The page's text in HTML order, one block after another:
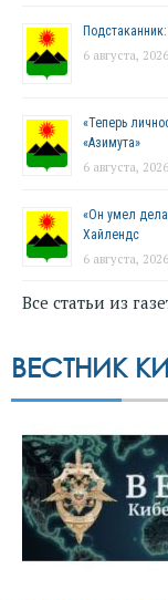
6 августа, 2026
«Теперь
«Азимута»
6 августа, 2026
«Он умел
Хайлендс
6 августа, 2026
Все статьи из
ВЕСТНИК